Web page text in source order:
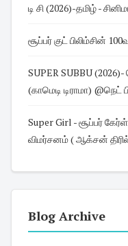
டி சி (2026)-தமிழ் -
சூப்பர் குட் பிலிம்சின்
SUPER SUBBU (2026)- தெலுங்கு/
(காமெடி டிராமா) @நெட்
Super Girl - சூப்பர்
விமர்சனம் ( ஆக்சன்
Blog Archive